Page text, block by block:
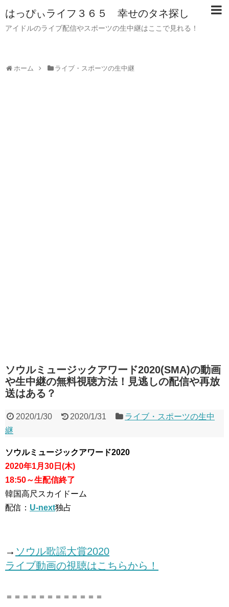
はっぴぃライフ３６５ 幸せのタネ探し
アイドルのライブ配信やスポーツの生中継はここで見れる！
ホーム ライブ・スポーツの生中継
ソウルミュージックアワード2020(SMA)の動画
や生中継の無料視聴方法！見逃しの配信や再放
送はある？
2020/1/30 2020/1/31
ライブ・スポーツの生中
継
ソウルミュージックアワード2020
2020年1月30日(木)
18:50～生配信終了
韓国高尺スカイドーム
配信： U-next独占
→ ソウル歌謡大賞2020
ライブ動画の視聴はこちらから！
＝＝＝＝＝＝＝＝＝＝＝＝